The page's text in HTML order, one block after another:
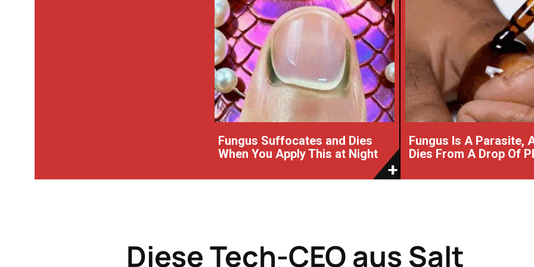
Fungus Suffocates and Dies
When You Apply This at Night
Fungus Is A Parasite,
Dies From A Drop Of
Diese Tech-CEO aus Salt